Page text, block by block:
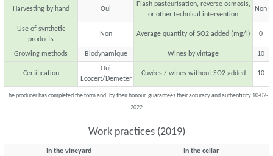
Harvesting by hand Oui
Flash pasteurisation, reverse osmosis,
or other technical intervention
Non
Use of synthetic
products
Non Average quantity of SO2 added (mg/l) 0
Growing methods Biodynamique Wines by vintage 10
Certification
Oui
Ecocert/Demeter
Cuvées / wines without SO2 added 10
The producer has completed the form and, by their honour, guarantees their accuracy and authenticity 10-02-
2022
Work practices (2019)
In the vineyard
In the cellar